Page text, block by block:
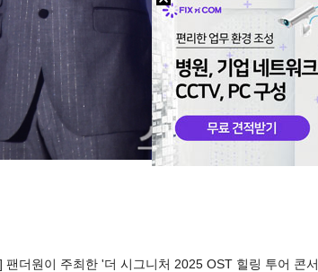
더원이 주최한 '더 시그니처 2025 OST 힐링 투어 콘서